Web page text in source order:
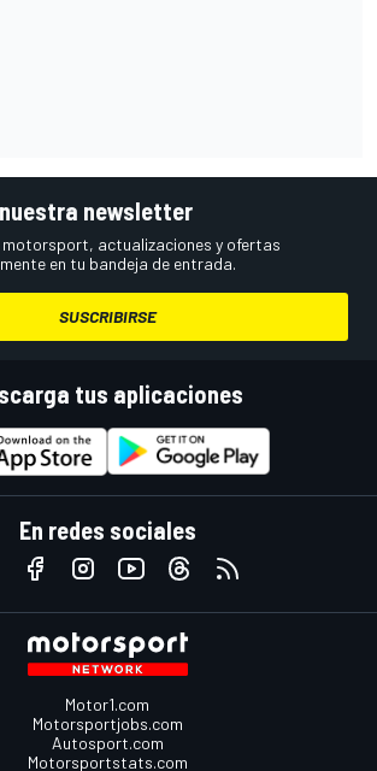
newsletter
motorsport, actualizaciones y ofertas
en tu bandeja de entrada.
SUSCRIBIRSE
tus aplicaciones
En redes sociales
Motor1.com
Motorsportjobs.com
Autosport.com
Motorsportstats.com